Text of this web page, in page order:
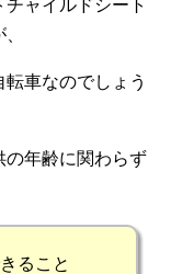
ャイルドシート
車なのでしょう
の年齢に関わらず
ること